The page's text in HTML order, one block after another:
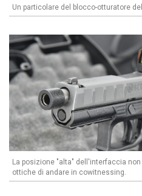
Un particolare del blocco-otturatore
La posizione "alta" dell'interfaccia
ottiche di andare in cowitnessing.